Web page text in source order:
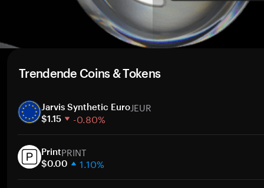
Trendende Coins & Tokens
Jarvis Synthetic EuroJEUR
$1.15 -0.80%
30 Tage
Marktkapitalisierung
PrintPRINT
$0.00 1.10%